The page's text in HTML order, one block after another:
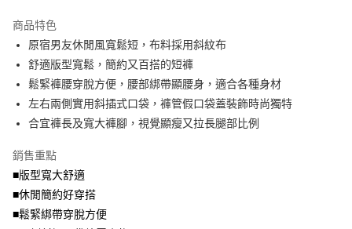
流程，驗證手機門號後，選擇欲分期的期數、繳款截止日，確認付款後即完
成交易。
3.實際核准額度、可分期數及費用金額請依後續交易確認頁面所載為準。
4.訂單成立30分鐘內，如未前往確認交易或遇審核未通過，訂單將自動取
法說明評估內容。
【繳款方式說明】
1.分期款項不併入電信帳單，「大哥付你分期」於每月結算日後寄送繳費提
醒簡訊。
帳／街口支付／iPASS MONEY」等通路繳費。
【注意事項】
1.本服務係由「台灣大哥大股份有限公司」（以下簡稱本公司）所提供，讓
用戶於交易時，得透過本服務購買商品或服務，並由商店將買賣／分期付款
【關於「AFTEE先享後付」】
AFTEE先享後付是「在收到商品之後才付款」的支付方式。 讓您購物簡單
便利好安心！
１．簡單：不需註冊會員、不需綁卡、不需儲值。
２．便利：只要手機號碼，簡訊認證，即可結帳。
３．安心：先確認商品／服務後，再付款。
【「AFTEE先享後付」結帳流程】
結帳頁面，進行簡訊認證並確認金額後，即可完成結帳。
３．收到繳費通知簡訊後14天內，點擊此簡訊中的連結，可透過四大超商／
ATM／網路銀行／等多元方式進行付款，方視為交易完成。
※ 請注意：結帳手續完成當下不需立刻繳費，但若您需要取消訂單，請聯絡
購買商品的店家。未經商家同意取消之訂單仍視為有效，需透過AFTEE先享
ATM付款
全家取貨付款
每筆NT$70，滿NT$699(含以上)免運費
付款後全家取貨
每筆NT$70，滿NT$699(含以上)免運費
7-11取貨付款
每筆NT$70，滿NT$799(含以上)免運費
商品特色
原宿男友休閒風寬鬆短，布料採用斜紋布
舒適版型寬鬆，簡約又百搭的短褲
鬆緊褲腰穿脫方便，腰部綁帶顯腰身，適合各種身材
左右兩側實用斜插式口袋，褲管假口袋蓋裝飾時尚獨特
合宜褲長及寬大褲腳，視覺顯瘦又拉長腿部比例
銷售重點
■版型寬大舒適
■休閒簡約好穿搭
■鬆緊綁帶穿脫方便